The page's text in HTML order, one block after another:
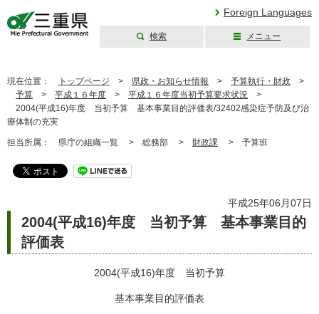
Foreign Languages
検索 メニュー
現在位置： トップページ > 県政・お知らせ情報 > 予算執行・財政 >
予算 > 平成１６年度 > 平成１６年度当初予算要求状況 >
2004(平成16)年度 当初予算 基本事業目的評価表/32402感染症予防及び治
療体制の充実
担当所属： 県庁の組織一覧 > 総務部 > 財政課 > 予算班
平成25年06月07日
2004(平成16)年度 当初予算 基本事業目的
評価表
2004(平成16)年度 当初予算
基本事業目的評価表